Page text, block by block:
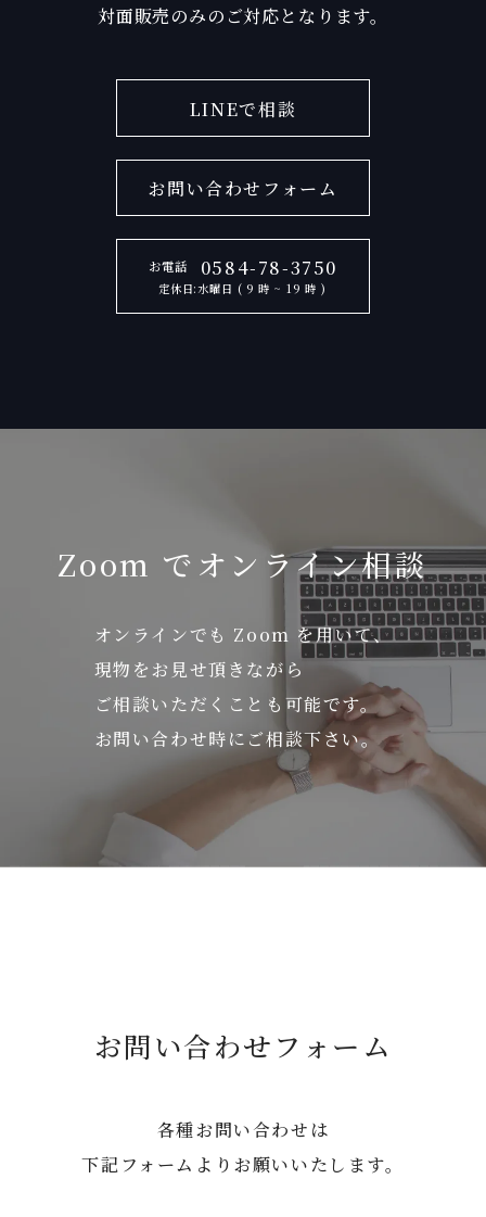
対面販売のみのご対応となります。
LINEで相談
お問い合わせフォーム
お電話 0584-78-3750
定休日:水曜日 ( 9 時 ~ 19 時 )
Zoom でオンライン相談
オンラインでも Zoom を用いて、
現物をお見せ頂きながら
ご相談いただくことも可能です。
お問い合わせ時にご相談下さい。
お問い合わせフォーム
各種お問い合わせは
下記フォームよりお願いいたします。